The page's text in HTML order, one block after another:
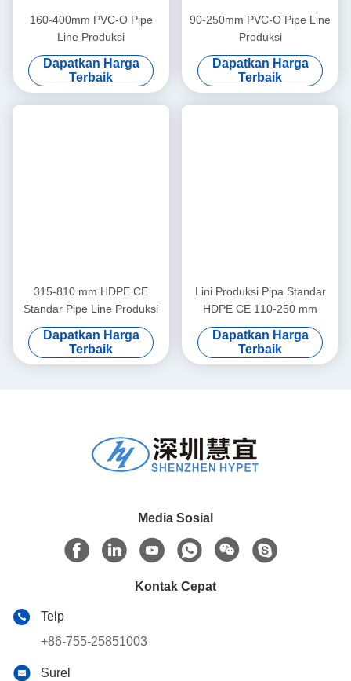
160-400mm PVC-O Pipe
Line Produksi
Dapatkan Harga
Terbaik
90-250mm PVC-O Pipe Line
Produksi
Dapatkan Harga
Terbaik
315-810 mm HDPE CE
Standar Pipe Line Produksi
Dapatkan Harga
Terbaik
Lini Produksi Pipa Standar
HDPE CE 110-250 mm
Dapatkan Harga
Terbaik
Media Sosial
Kontak Cepat
Telp
+86-755-25851003
Surel